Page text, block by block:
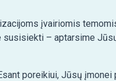
įvairiomis
susisiekti – aptarsime
poreikiui, Jūsų